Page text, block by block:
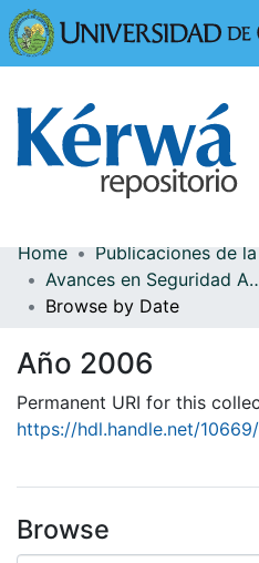
Communities & Collections
More Information
Browse Kérwá
Statistics
Home
Avances en
Browse by Date
Año 2006
Permanent URI for this
https://hdl.handle.net/
Browse